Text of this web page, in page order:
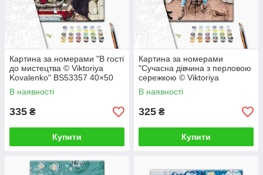
Картина за номерами "В гості
до мистецтва © Viktoriya
Kovalenko" BS53357 40×50
см
В наявності
335 ₴
Купити
Картина за номерами
"Сучасна дівчина з перловою
сережкою © Viktoriya
Kovalenko" BS52762 40×50
см
В наявності
325 ₴
Купити